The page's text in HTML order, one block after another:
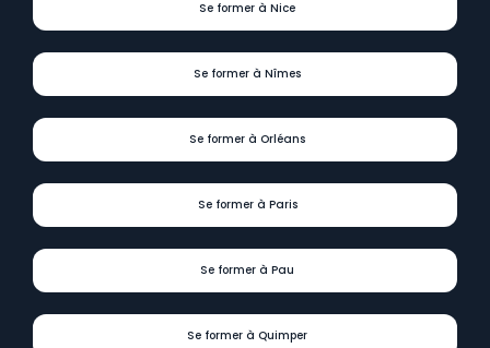
Se former à Nice
Se former à Nîmes
Se former à Orléans
Se former à Paris
Se former à Pau
Se former à Quimper